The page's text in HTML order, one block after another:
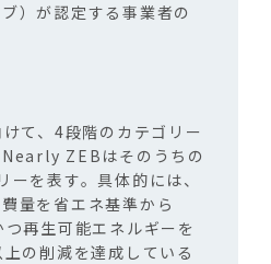
）が認定する事業者の
て、4段階のカテゴリー
ZEBはそのうちの
を表す。具体的には、
量を省エネ基準から
再生可能エネルギーを
の削減を達成している